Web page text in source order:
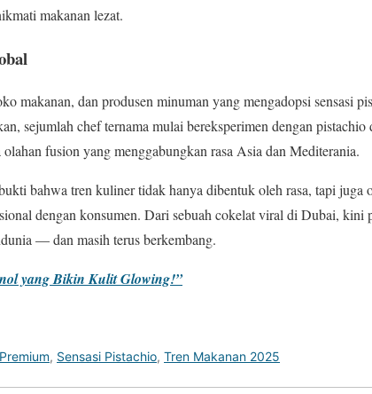
makanan lezat.
makanan, dan produsen minuman yang mengadopsi sensasi
sejumlah chef ternama mulai bereksperimen dengan
fusion yang menggabungkan rasa Asia dan Mediterania.
bahwa tren kuliner tidak hanya dibentuk oleh rasa, tapi juga
dengan konsumen. Dari sebuah cokelat viral di Dubai, kini
— dan masih terus berkembang.
yang Bikin Kulit Glowing!”
, Sensasi Pistachio, Tren Makanan 2025